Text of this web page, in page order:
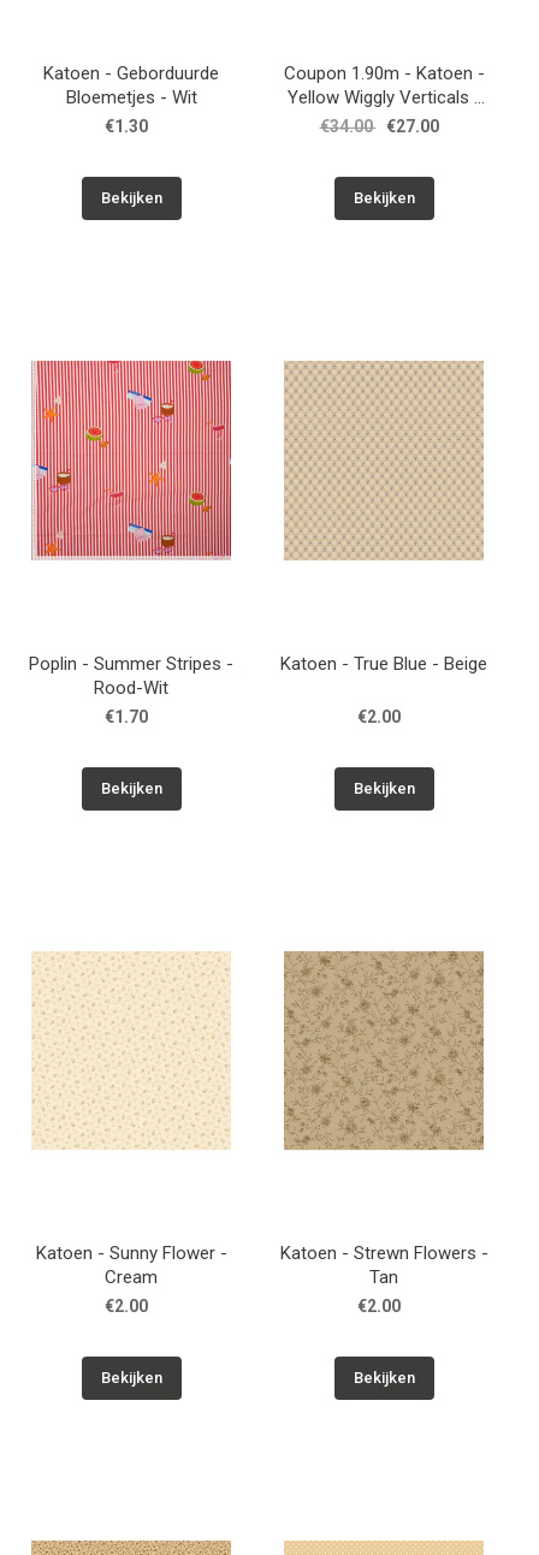
Katoen - Geborduurde
Bloemetjes - Wit
€1.30
Bekijken
Coupon 1.90m - Katoen -
Yellow Wiggly Verticals -
Papyrus Crème
€34.00 €27.00
Bekijken
Poplin - Summer Stripes -
Rood-Wit
€1.70
Bekijken
Katoen - True Blue - Beige
€2.00
Bekijken
Katoen - Sunny Flower -
Cream
€2.00
Bekijken
Katoen - Strewn Flowers -
Tan
€2.00
Bekijken